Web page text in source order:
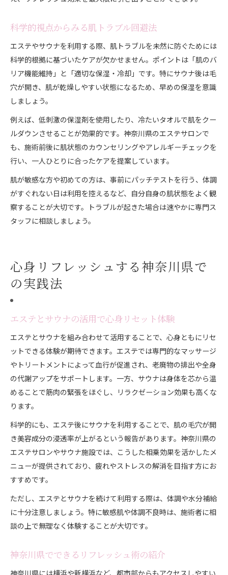
科学的視点からみる肌トラブル回避法
エステやサウナを利用する際、肌トラブルを未然に防ぐためには
科学的根拠に基づいたケアが欠かせません。ポイントは「肌のバ
リア機能維持」と「適切な保湿・冷却」です。特にサウナ後は毛
穴が開き、肌が乾燥しやすい状態になるため、早めの保湿を意識
しましょう。
例えば、低刺激の保湿剤を使用したり、冷たいタオルで肌をクー
ルダウンさせることが効果的です。神奈川県のエステサロンで
も、施術前後に肌状態のカウンセリングやアレルギーチェックを
行い、一人ひとりに合ったケアを提案しています。
肌が敏感な方や初めての方は、事前にパッチテストを行う、体調
がすぐれない日は利用を控えるなど、自分自身の肌状態をよく観
察することが大切です。トラブルが起きた場合は速やかに専門ス
タッフに相談しましょう。
心身リフレッシュする神奈川県で
の実践法
エステとサウナの活用で心身リセット体験
エステとサウナを組み合わせて活用することで、心身ともにリセ
ットできる体験が期待できます。エステでは専門的なマッサージ
やトリートメントによって血行が促進され、老廃物の排出や全身
の代謝アップをサポートします。一方、サウナは身体を芯から温
めることで筋肉の緊張をほぐし、リラクゼーション効果も高くな
ります。
科学的にも、エステ後にサウナを利用することで、肌の毛穴が開
き美容成分の浸透率が上がるという報告があります。神奈川県の
エステサロンやサウナ施設では、こうした相乗効果を活かしたメ
ニューが提供されており、疲れやストレスの解消を目指す方にお
すすめです。
ただし、エステとサウナを続けて利用する際は、体調や水分補給
に十分注意しましょう。特に敏感肌や体調不良時は、施術者に相
談の上で無理なく体験することが大切です。
神奈川県でできるリフレッシュ術の紹介
神奈川県には横浜や新横浜など、都市部からもアクセスしやすい